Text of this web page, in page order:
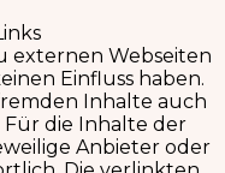
externen Webseiten
Einfluss haben.
Inhalte auch
die Inhalte der
Anbieter oder